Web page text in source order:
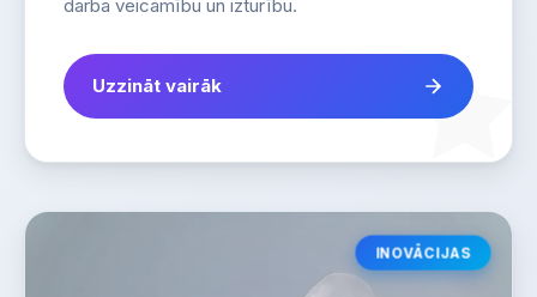
darba veicamību un izturību.
Uzzināt vairāk
INOVĀCIJAS